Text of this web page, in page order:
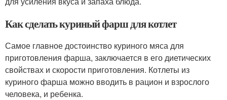
Как сделать куриный фарш для котлет
Самое главное достоинство куриного мяса для
приготовления фарша, заключается в его диетических
свойствах и скорости приготовления. Котлеты из
куриного фарша можно вводить в рацион и взрослого
человека, и ребенка.